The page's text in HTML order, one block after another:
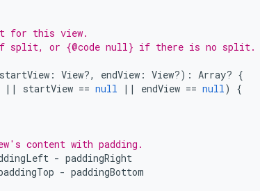
for this view.
split, or {@code null} if there is no split.
startView : View?, endView : View?) : Array? {
|| startView == null || endView == null)
{
content with padding.
- paddingRight
- paddingBottom